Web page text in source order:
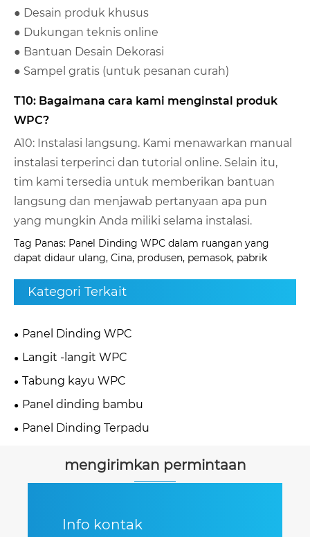
● Desain produk khusus
● Dukungan teknis online
● Bantuan Desain Dekorasi
● Sampel gratis (untuk pesanan curah)
T10: Bagaimana cara kami menginstal produk
WPC?
A10: Instalasi langsung. Kami menawarkan manual
instalasi terperinci dan tutorial online. Selain itu,
tim kami tersedia untuk memberikan bantuan
langsung dan menjawab pertanyaan apa pun
yang mungkin Anda miliki selama instalasi.
Tag Panas: Panel Dinding WPC dalam ruangan yang
dapat didaur ulang, Cina, produsen, pemasok, pabrik
Kategori Terkait
Panel Dinding WPC
Langit -langit WPC
Tabung kayu WPC
Panel dinding bambu
Panel Dinding Terpadu
mengirimkan permintaan
Info kontak